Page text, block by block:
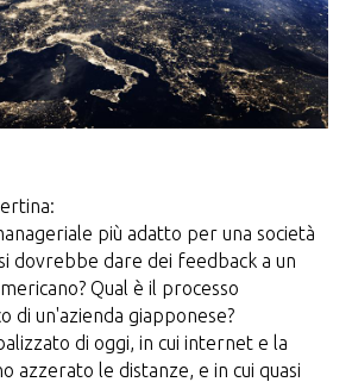
più adatto per una società
dovrebbe dare dei feedback a un
Qual è il processo
di un'azienda giapponese?
di oggi, in cui internet e la
azzerato le distanze, e in cui quasi